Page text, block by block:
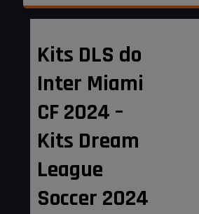
Kits DLS do
Inter Miami
CF 2024 –
Kits Dream
League
Soccer 2024